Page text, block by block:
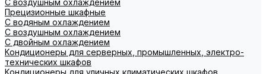
С воздушным охлаждением
Прецизионные шкафные
С водяным охлаждением
С воздушным охлаждением
С двойным охлаждением
Кондиционеры для серверных, промышленных, электро-
технических шкафов
Кондиционеры для уличных климатических шкафов